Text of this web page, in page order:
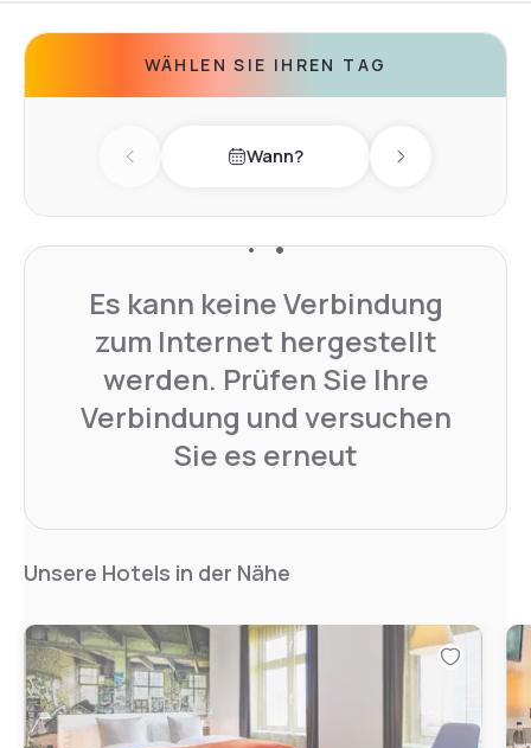
WÄHLEN SIE IHREN TAG
Previous day Wann? Next day
Es kann keine Verbindung
zum Internet hergestellt
werden. Prüfen Sie Ihre
Verbindung und versuchen
Sie es erneut
Unsere Hotels in der Nähe